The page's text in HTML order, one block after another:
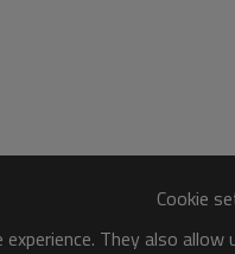
Cookie
They also